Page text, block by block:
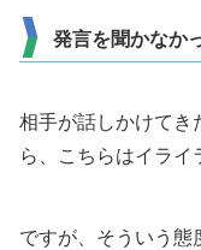
発言を聞かなか
相手が話しかけてき
ら、こちらはイライ
ですが、そういう態